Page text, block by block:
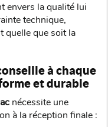
envers la qualité lui
technique,
quelle que soit la
à chaque
et durable
nécessite une
à la réception finale :